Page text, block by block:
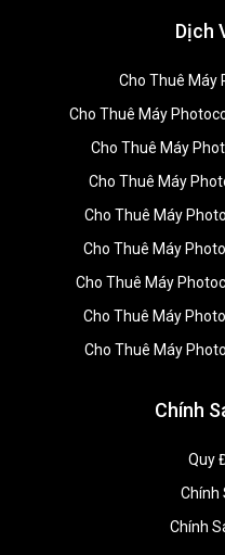
Dịch
Cho Thuê Máy
Cho Thuê Máy
Cho Thuê Máy
Cho Thuê Máy
Cho Thuê Máy
Cho Thuê Máy
Cho Thuê Máy
Cho Thuê Máy
Cho Thuê Máy
Chính
Quy
Chính
Chính